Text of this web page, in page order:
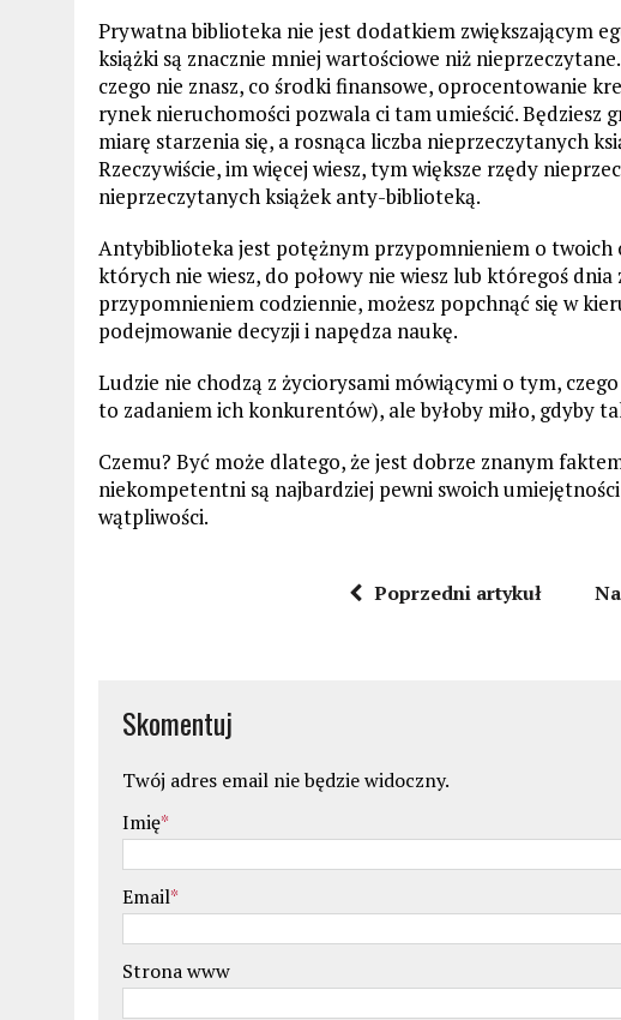
Prywatna biblioteka nie jest dodatkiem zwiększającym
książki są znacznie mniej wartościowe niż
czego nie znasz, co środki finansowe, oprocentowanie
rynek nieruchomości pozwala ci tam umieścić. Będziesz
miarę starzenia się, a rosnąca liczba nieprzeczytanych
Rzeczywiście, im więcej wiesz, tym większe rzędy
nieprzeczytanych książek anty-biblioteką.
Antybiblioteka jest potężnym przypomnieniem o twoich
których nie wiesz, do połowy nie wiesz lub któregoś dnia
przypomnieniem codziennie, możesz popchnąć się w
podejmowanie decyzji i napędza naukę.
Ludzie nie chodzą z życiorysami mówiącymi o tym,
to zadaniem ich konkurentów), ale byłoby miło, gdyby
Czemu? Być może dlatego, że jest dobrze znanym
niekompetentni są najbardziej pewni swoich
wątpliwości.
Poprzedni artykuł
Skomentuj
Twój adres email nie będzie widoczny.
Imię*
Email*
Strona www